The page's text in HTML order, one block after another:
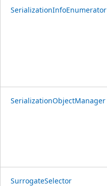
SerializationInfoEnumerator
SerializationObjectManager
SurrogateSelector